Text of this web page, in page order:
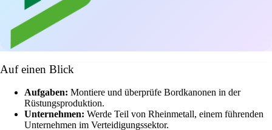
Auf einen Blick
Aufgaben: Montiere und überprüfe Bordkanonen in der
Rüstungsproduktion.
Unternehmen: Werde Teil von Rheinmetall, einem führenden
Unternehmen im Verteidigungssektor.